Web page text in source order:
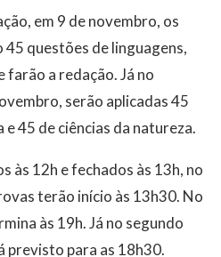
em 9 de novembro, os
questões de linguagens,
farão a redação. Já no
serão aplicadas 45
45 de ciências da natureza.
às 12h e fechados às 13h, no
terão início às 13h30. No
às 19h. Já no segundo
previsto para as 18h30.